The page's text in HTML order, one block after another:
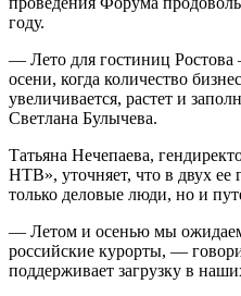
году.
— Лето для гостиниц
осени, когда количество
увеличивается, растет и
Светлана Булычева.
Татьяна Нечепаева,
НТВ», уточняет, что в двух ее
только деловые люди, но и
— Летом и осенью мы
российские курорты, —
поддерживает загрузку в